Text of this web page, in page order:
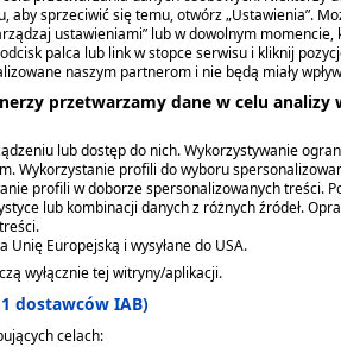
Seboradin Forte,
szampon przeciw
ml
26,89 zł
Dermena Hair Care, żel
hamujący wypadanie
+ dozownik)
37,49 zł
Spirytus salicylowy, 2%,
roztwór na skórę, 100 g
4,49 zł
aby sprzeciwić się temu, otwórz „Ustawienia”.
ustawieniami” lub w dowolnym
palca lub link w stopce serwisu i kliknij
naszym partnerom i nie będą miały
przetwarzamy dane w celu
lub dostęp do nich. Wykorzystywanie
Wykorzystanie profili do wyboru
profili w doborze spersonalizowanych treści.
lub kombinacji danych z różnych źródeł.
Europejską i wysyłane do USA.
wyłącznie tej witryny/aplikacji.
dostawców IAB)
celach: